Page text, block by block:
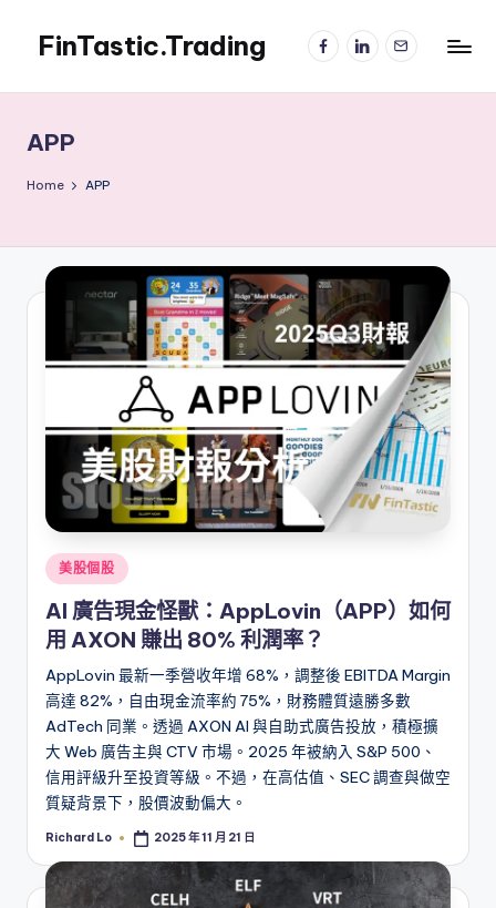
content
FinTastic.Trading
美
股
交
FacebookLinkedIn
電
子
APP
Home APP
Posted
in
美股個股
AI 廣告現金怪獸：AppLovin（APP）如何
用 AXON 賺出 80% 利潤率？
AppLovin 最新一季營收年增 68%，調整後 EBITDA Margin
高達 82%，自由現金流率約 75%，財務體質遠勝多數
AdTech 同業。透過 AXON AI 與自助式廣告投放，積極擴
大 Web 廣告主與 CTV 市場。2025 年被納入 S&P 500、
信用評級升至投資等級。不過，在高估值、SEC 調查與做空
質疑背景下，股價波動偏大。
Posted
Richard Lo 2025 年 11 月 21 日